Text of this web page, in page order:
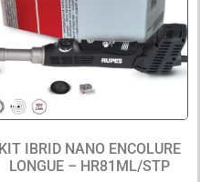
KIT IBRID NANO ENCOLURE
LONGUE – HR81ML/STP